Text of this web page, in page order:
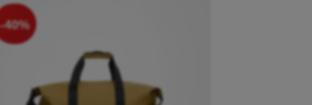
-40%